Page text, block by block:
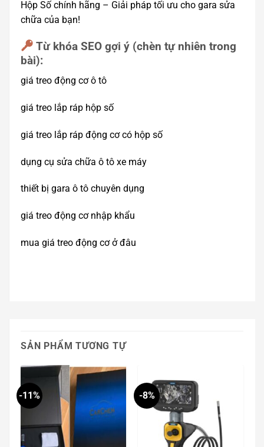
Hộp Số chính hãng – Giải pháp tối ưu cho gara sửa
chữa của bạn!
Từ khóa SEO gợi ý (chèn tự nhiên trong
bài):
giá treo động cơ ô tô
giá treo lắp ráp hộp số
giá treo lắp ráp động cơ có hộp số
dụng cụ sửa chữa ô tô xe máy
thiết bị gara ô tô chuyên dụng
giá treo động cơ nhập khẩu
mua giá treo động cơ ở đâu
SẢN PHẨM TƯƠNG TỰ
-11% -8%